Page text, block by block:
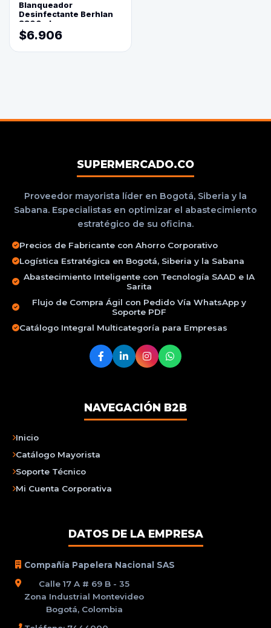
Blanqueador
Desinfectante Berhlan
3800ml
$6.906
SUPERMERCADO.CO
Proveedor mayorista líder en Bogotá, Siberia y la
Sabana. Especialistas en optimizar el abastecimiento
estratégico de su oficina.
Precios de Fabricante con Ahorro Corporativo
Logística Estratégica en Bogotá, Siberia y la Sabana
Abastecimiento Inteligente con Tecnología SAAD e IA
Sarita
Flujo de Compra Ágil con Pedido Vía WhatsApp y
Soporte PDF
Catálogo Integral Multicategoría para Empresas
NAVEGACIÓN B2B
Inicio
Catálogo Mayorista
Soporte Técnico
Mi Cuenta Corporativa
DATOS DE LA EMPRESA
Compañía Papelera Nacional SAS
Calle 17 A # 69 B - 35
Zona Industrial Montevideo
Bogotá, Colombia